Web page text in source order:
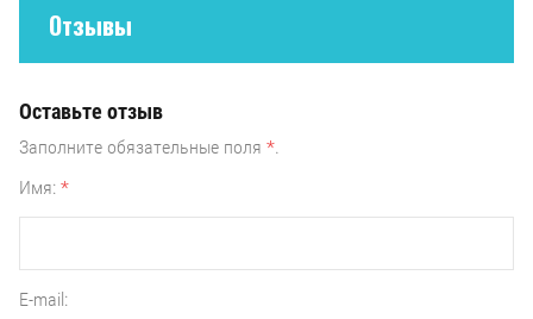
Отзывы
Оставьте отзыв
Заполните обязательные поля *
Имя: *
E-mail: